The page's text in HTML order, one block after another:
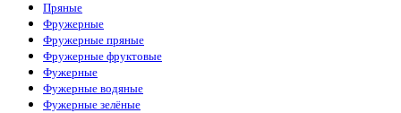
Пряные
Фружерные
Фружерные пряные
Фружерные фруктовые
Фужерные
Фужерные водяные
Фужерные зелёные